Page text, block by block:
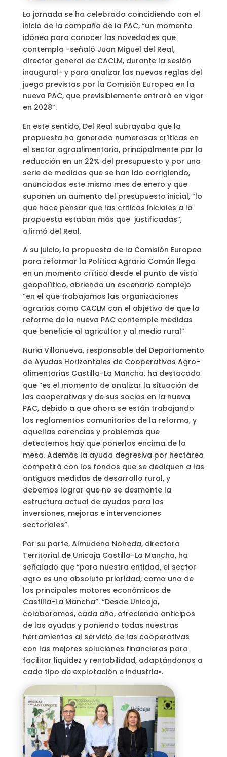
La jornada se ha celebrado coincidiendo con el
inicio de la campaña de la PAC, “un momento
idóneo para conocer las novedades que
contempla -señaló Juan Miguel del Real,
director general de CACLM, durante la sesión
inaugural- y para analizar las nuevas reglas del
juego previstas por la Comisión Europea en la
nueva PAC, que previsiblemente entrará en vigor
en 2028”.
En este sentido, Del Real subrayaba que la
propuesta ha generado numerosas críticas en
el sector agroalimentario, principalmente por la
reducción en un 22% del presupuesto y por una
serie de medidas que se han ido corrigiendo,
anunciadas este mismo mes de enero y que
suponen un aumento del presupuesto inicial, “lo
que hace pensar que las criticas iniciales a la
propuesta estaban más que justificadas”,
afirmó del Real.
A su juicio, la propuesta de la Comisión Europea
para reformar la Política Agraria Común llega
en un momento crítico desde el punto de vista
geopolítico, abriendo un escenario complejo
”en el que trabajamos las organizaciones
agrarias como CACLM con el objetivo de que la
reforme de la nueva PAC contemple medidas
que beneficie al agricultor y al medio rural”
Nuria Villanueva, responsable del Departamento
de Ayudas Horizontales de Cooperativas Agro-
alimentarias Castilla-La Mancha, ha destacado
que “es el momento de analizar la situación de
las cooperativas y de sus socios en la nueva
PAC, debido a que ahora se están trabajando
los reglamentos comunitarios de la reforma, y
aquellas carencias y problemas que
detectemos hay que ponerlos encima de la
mesa. Además la ayuda degresiva por hectárea
competirá con los fondos que se dediquen a las
antiguas medidas de desarrollo rural, y
debemos lograr que no se desmonte la
estructura actual de ayudas para las
inversiones, mejoras e intervenciones
sectoriales”.
Por su parte, Almudena Noheda, directora
Territorial de Unicaja Castilla-La Mancha, ha
señalado que “para nuestra entidad, el sector
agro es una absoluta prioridad, como uno de
los principales motores económicos de
Castilla-La Mancha”. “Desde Unicaja,
colaboramos, cada año, ofreciendo anticipos
de las ayudas y poniendo todas nuestras
herramientas al servicio de las cooperativas
con las mejores soluciones financieras para
facilitar liquidez y rentabilidad, adaptándonos a
cada tipo de explotación e industria».